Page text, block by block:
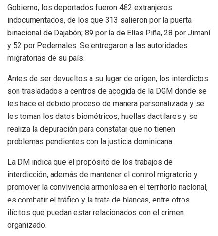
Gobierno, los deportados fueron 482 extranjeros
indocumentados, de los que 313 salieron por la puerta
binacional de Dajabón; 89 por la de Elías Piña, 28 por Jimaní
y 52 por Pedernales. Se entregaron a las autoridades
migratorias de su país.
Antes de ser devueltos a su lugar de origen, los interdictos
son trasladados a centros de acogida de la DGM donde se
les hace el debido proceso de manera personalizada y se
les toman los datos biométricos, huellas dactilares y se
realiza la depuración para constatar que no tienen
problemas pendientes con la justicia dominicana.
La DM indica que el propósito de los trabajos de
interdicción, además de mantener el control migratorio y
promover la convivencia armoniosa en el territorio nacional,
es combatir el tráfico y la trata de blancas, entre otros
ilícitos que puedan estar relacionados con el crimen
organizado.